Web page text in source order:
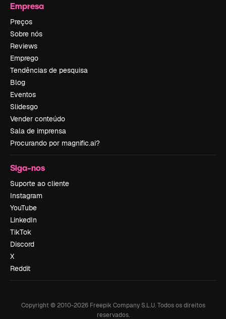
Empresa
Preços
Sobre nós
Reviews
Emprego
Tendências de pesquisa
Blog
Eventos
Slidesgo
Vender conteúdo
Sala de imprensa
Procurando por magnific.ai?
Siga-nos
Suporte ao cliente
Instagram
YouTube
LinkedIn
TikTok
Discord
X
Reddit
Copyright © 2010-2026Freepik Company S.L.U. Todos os direitos
reservados.